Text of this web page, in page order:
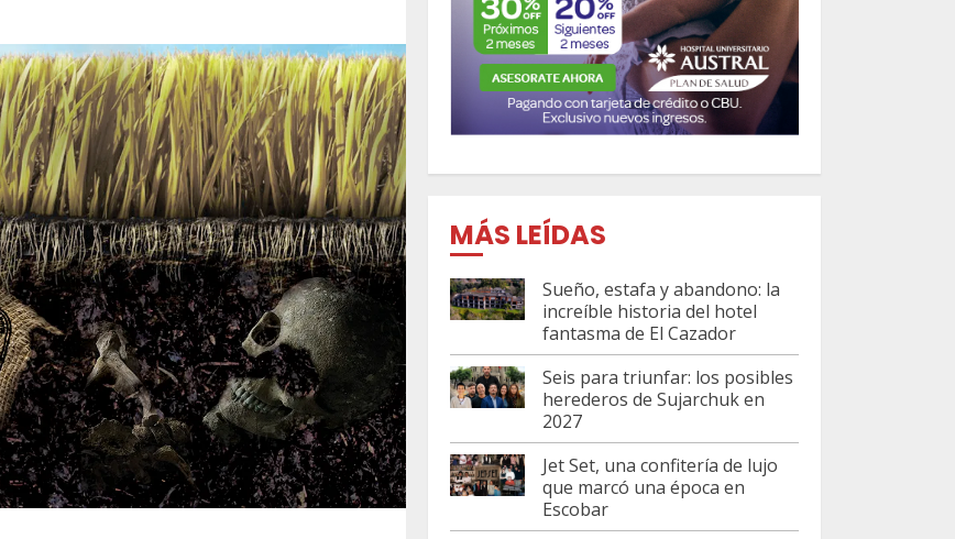
MÁS LEÍDAS
Sueño, estafa y abandono: la
increíble historia del hotel
fantasma de El Cazador
Seis para triunfar: los posibles
herederos de Sujarchuk en
2027
Jet Set, una confitería de lujo
que marcó una época en
Escobar